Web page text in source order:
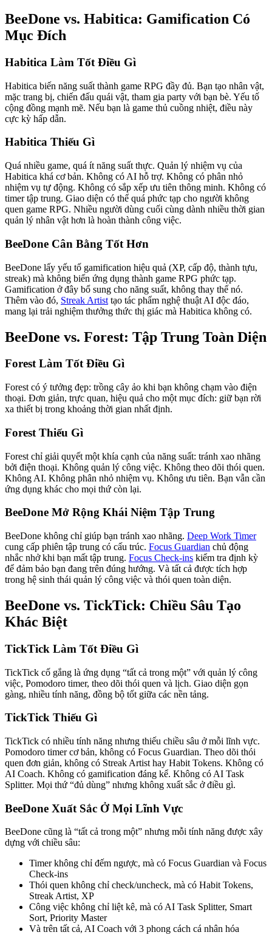
BeeDone vs. Habitica: Gamification Có
Mục Đích
Habitica Làm Tốt Điều Gì
Habitica biến năng suất thành game RPG đầy đủ. Bạn tạo nhân vật,
mặc trang bị, chiến đấu quái vật, tham gia party với bạn bè. Yếu tố
cộng đồng mạnh mẽ. Nếu bạn là game thủ cuồng nhiệt, điều này
cực kỳ hấp dẫn.
Habitica Thiếu Gì
Quá nhiều game, quá ít năng suất thực. Quản lý nhiệm vụ của
Habitica khá cơ bản. Không có AI hỗ trợ. Không có phân nhỏ
nhiệm vụ tự động. Không có sắp xếp ưu tiên thông minh. Không có
timer tập trung. Giao diện có thể quá phức tạp cho người không
quen game RPG. Nhiều người dùng cuối cùng dành nhiều thời gian
quản lý nhân vật hơn là hoàn thành công việc.
BeeDone Cân Bằng Tốt Hơn
BeeDone lấy yếu tố gamification hiệu quả (XP, cấp độ, thành tựu,
streak) mà không biến ứng dụng thành game RPG phức tạp.
Gamification ở đây bổ sung cho năng suất, không thay thế nó.
Thêm vào đó, Streak Artist tạo tác phẩm nghệ thuật AI độc đáo,
mang lại trải nghiệm thưởng thức thị giác mà Habitica không có.
BeeDone vs. Forest: Tập Trung Toàn Diện
Forest Làm Tốt Điều Gì
Forest có ý tưởng đẹp: trồng cây ảo khi bạn không chạm vào điện
thoại. Đơn giản, trực quan, hiệu quả cho một mục đích: giữ bạn rời
xa thiết bị trong khoảng thời gian nhất định.
Forest Thiếu Gì
Forest chỉ giải quyết một khía cạnh của năng suất: tránh xao nhãng
bởi điện thoại. Không quản lý công việc. Không theo dõi thói quen.
Không AI. Không phân nhỏ nhiệm vụ. Không ưu tiên. Bạn vẫn cần
ứng dụng khác cho mọi thứ còn lại.
BeeDone Mở Rộng Khái Niệm Tập Trung
BeeDone không chỉ giúp bạn tránh xao nhãng. Deep Work Timer
cung cấp phiên tập trung có cấu trúc. Focus Guardian chủ động
nhắc nhở khi bạn mất tập trung. Focus Check-ins kiểm tra định kỳ
để đảm bảo bạn đang trên đúng hướng. Và tất cả được tích hợp
trong hệ sinh thái quản lý công việc và thói quen toàn diện.
BeeDone vs. TickTick: Chiều Sâu Tạo
Khác Biệt
TickTick Làm Tốt Điều Gì
TickTick cố gắng là ứng dụng “tất cả trong một” với quản lý công
việc, Pomodoro timer, theo dõi thói quen và lịch. Giao diện gọn
gàng, nhiều tính năng, đồng bộ tốt giữa các nền tảng.
TickTick Thiếu Gì
TickTick có nhiều tính năng nhưng thiếu chiều sâu ở mỗi lĩnh vực.
Pomodoro timer cơ bản, không có Focus Guardian. Theo dõi thói
quen đơn giản, không có Streak Artist hay Habit Tokens. Không có
AI Coach. Không có gamification đáng kể. Không có AI Task
Splitter. Mọi thứ “đủ dùng” nhưng không xuất sắc ở điều gì.
BeeDone Xuất Sắc Ở Mọi Lĩnh Vực
BeeDone cũng là “tất cả trong một” nhưng mỗi tính năng được xây
dựng với chiều sâu:
Timer không chỉ đếm ngược, mà có Focus Guardian và Focus
Check-ins
Thói quen không chỉ check/uncheck, mà có Habit Tokens,
Streak Artist, XP
Công việc không chỉ liệt kê, mà có AI Task Splitter, Smart
Sort, Priority Master
Và trên tất cả, AI Coach với 3 phong cách cá nhân hóa